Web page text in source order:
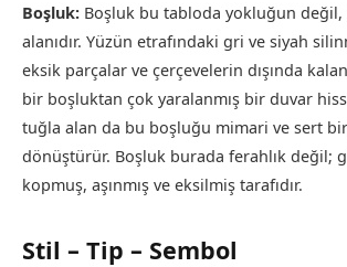
Boşluk: Boşluk bu tabloda yokluğun değil,
alanıdır. Yüzün etrafındaki gri ve siyah
eksik parçalar ve çerçevelerin dışında
bir boşluktan çok yaralanmış bir duvar
tuğla alan da bu boşluğu mimari ve sert
dönüştürür. Boşluk burada ferahlık değil;
kopmuş, aşınmış ve eksilmiş tarafıdır.
Stil – Tip – Sembol